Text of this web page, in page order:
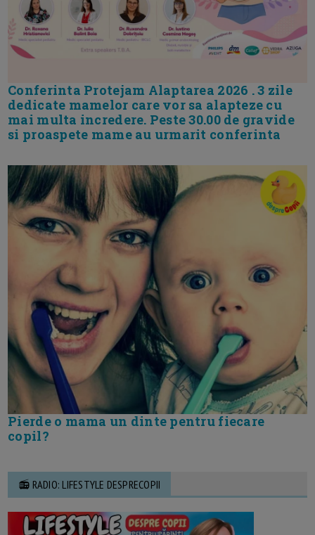
Conferinta Protejam Alaptarea 2026 . 3 zile
dedicate mamelor care vor sa alapteze cu
mai multa incredere. Peste 30.00 de gravide
si proaspete mame au urmarit conferinta
Pierde o mama un dinte pentru fiecare
copil?
📻 RADIO: LIFESTYLE DESPRECOPII